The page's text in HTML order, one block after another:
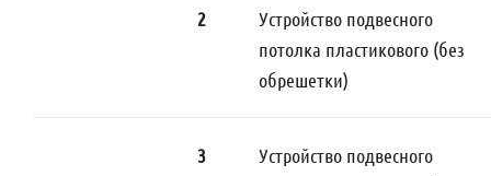
2
Устройство подвесного
потолка пластикового (без
обрешетки)
3
Устройство подвесного